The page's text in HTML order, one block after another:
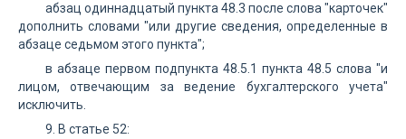
абзац одиннадцатый пункта 48.3 после слова "карточек"
дополнить словами "или другие сведения, определенные в
абзаце седьмом этого пункта";
в абзаце первом подпункта 48.5.1 пункта 48.5 слова "и
лицом, отвечающим за ведение бухгалтерского учета"
исключить.
9. В статье 52: